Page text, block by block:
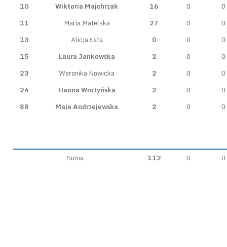
10
Wiktoria Majchrzak 16 0
0
11
Maria Matelska 27 0
0
13
Alicja Łata 0 0
0
15
Laura Jankowska 2 0
0
23
Weronika Nowicka 2 0
0
24
Hanna Wrotyńska 2 0
0
88
Maja Andrzejewska 2 0 0
Suma 112 0 0